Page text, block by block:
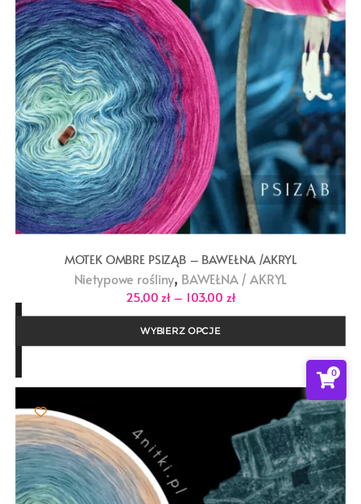
MOTEK OMBRE PSIZĄB – BAWEŁNA /AKRYL
Nietypowe rośliny, BAWEŁNA / AKRYL
25,00 zł – 103,00 złZakres
od
do
WYBIERZ OPCJE
0